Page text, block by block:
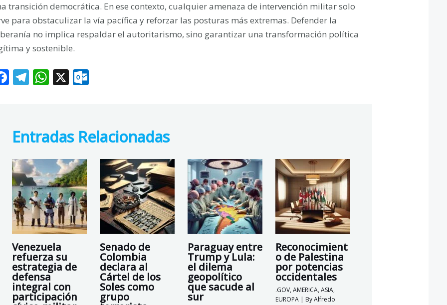
transición democrática. En ese contexto, cualquier amenaza de intervención militar solo
para obstaculizar la vía pacífica y reforzar las posturas más extremas. Defender la
no implica respaldar el autoritarismo, sino garantizar una transformación política
y sostenible.
F
b
o
o
k
T
a
m
W
s
A
p
p
X O
o
k.
m
Entradas Relacionadas
Venezuela
refuerza su
estrategia de
defensa
integral con
participación
Senado de
Colombia
declara al
Cártel de los
Soles como
grupo
Paraguay entre
Trump y Lula:
el dilema
geopolítico
que sacude al
sur
Reconocimient
o de Palestina
por potencias
occidentales
.GOV,AMERICA,ASIA,
EUROPA | ByAlfredo